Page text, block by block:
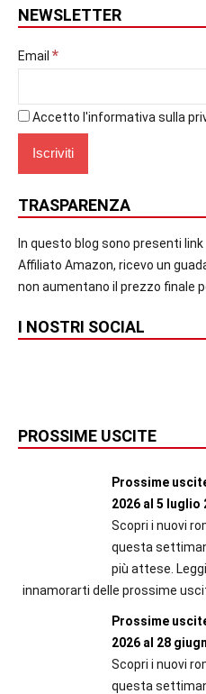
NEWSLETTER
Email *
Accetto l'informativa sulla
TRASPARENZA
In questo blog sono presenti
Affiliato Amazon, ricevo un
non aumentano il prezzo finale
I NOSTRI SOCIAL
PROSSIME USCITE
Prossime
2026 al 5 luglio
Scopri i nuovi
questa
più attese.
innamorarti delle prossime
Prossime
2026 al 28
Scopri i nuovi
questa